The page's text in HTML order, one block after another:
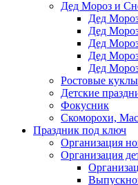
Дед Мороз и
Дед
Дед
Дед
Дед
Дед
Ростовые куклы
Детские
Фокусник
Скоморохи,
Праздник под ключ
Организация
Организация